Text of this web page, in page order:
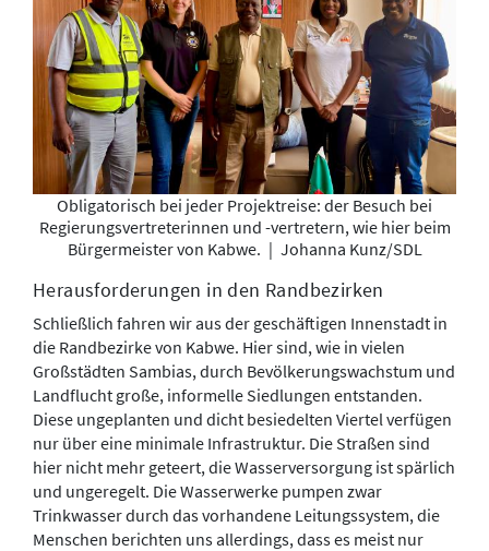
Obligatorisch bei jeder Projektreise: der Besuch bei
Regierungsvertreterinnen und -vertretern, wie hier beim
Bürgermeister von Kabwe. | Johanna Kunz/SDL
Herausforderungen in den Randbezirken
Schließlich fahren wir aus der geschäftigen Innenstadt in
die Randbezirke von Kabwe. Hier sind, wie in vielen
Großstädten Sambias, durch Bevölkerungswachstum und
Landflucht große, informelle Siedlungen entstanden.
Diese ungeplanten und dicht besiedelten Viertel verfügen
nur über eine minimale Infrastruktur. Die Straßen sind
hier nicht mehr geteert, die Wasserversorgung ist spärlich
und ungeregelt. Die Wasserwerke pumpen zwar
Trinkwasser durch das vorhandene Leitungssystem, die
Menschen berichten uns allerdings, dass es meist nur